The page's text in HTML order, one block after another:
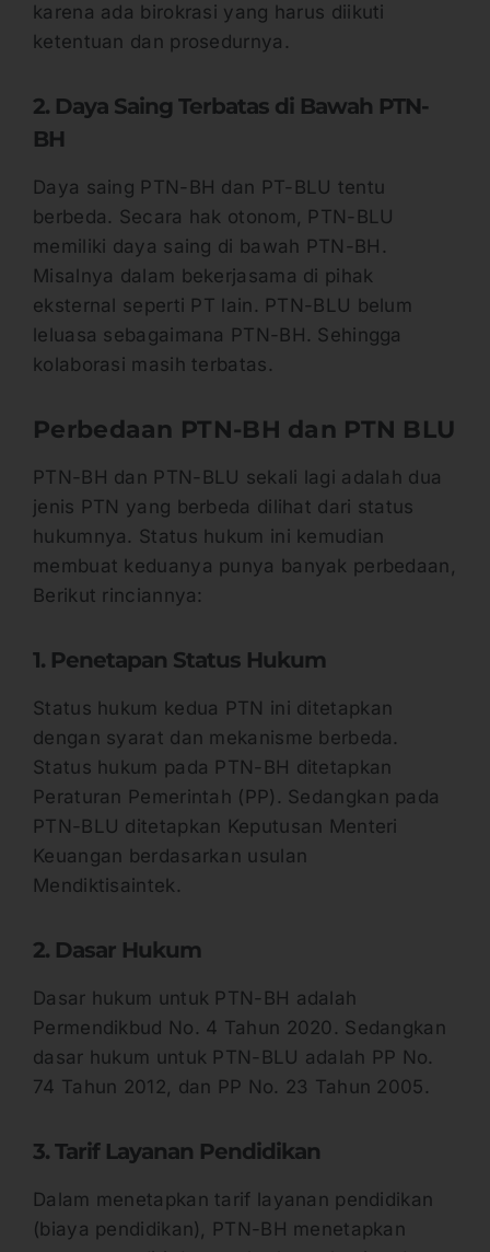
karena ada birokrasi yang harus diikuti
ketentuan dan prosedurnya.
2. Daya Saing Terbatas di Bawah PTN-
BH
Daya saing PTN-BH dan PT-BLU tentu
berbeda. Secara hak otonom, PTN-BLU
memiliki daya saing di bawah PTN-BH.
Misalnya dalam bekerjasama di pihak
eksternal seperti PT lain. PTN-BLU belum
leluasa sebagaimana PTN-BH. Sehingga
kolaborasi masih terbatas.
Perbedaan PTN-BH dan PTN BLU
PTN-BH dan PTN-BLU sekali lagi adalah dua
jenis PTN yang berbeda dilihat dari status
hukumnya. Status hukum ini kemudian
membuat keduanya punya banyak perbedaan,
Berikut rinciannya:
1. Penetapan Status Hukum
Status hukum kedua PTN ini ditetapkan
dengan syarat dan mekanisme berbeda.
Status hukum pada PTN-BH ditetapkan
Peraturan Pemerintah (PP). Sedangkan pada
PTN-BLU ditetapkan Keputusan Menteri
Keuangan berdasarkan usulan
Mendiktisaintek.
2. Dasar Hukum
Dasar hukum untuk PTN-BH adalah
Permendikbud No. 4 Tahun 2020. Sedangkan
dasar hukum untuk PTN-BLU adalah PP No.
74 Tahun 2012, dan PP No. 23 Tahun 2005.
3. Tarif Layanan Pendidikan
Dalam menetapkan tarif layanan pendidikan
(biaya pendidikan), PTN-BH menetapkan